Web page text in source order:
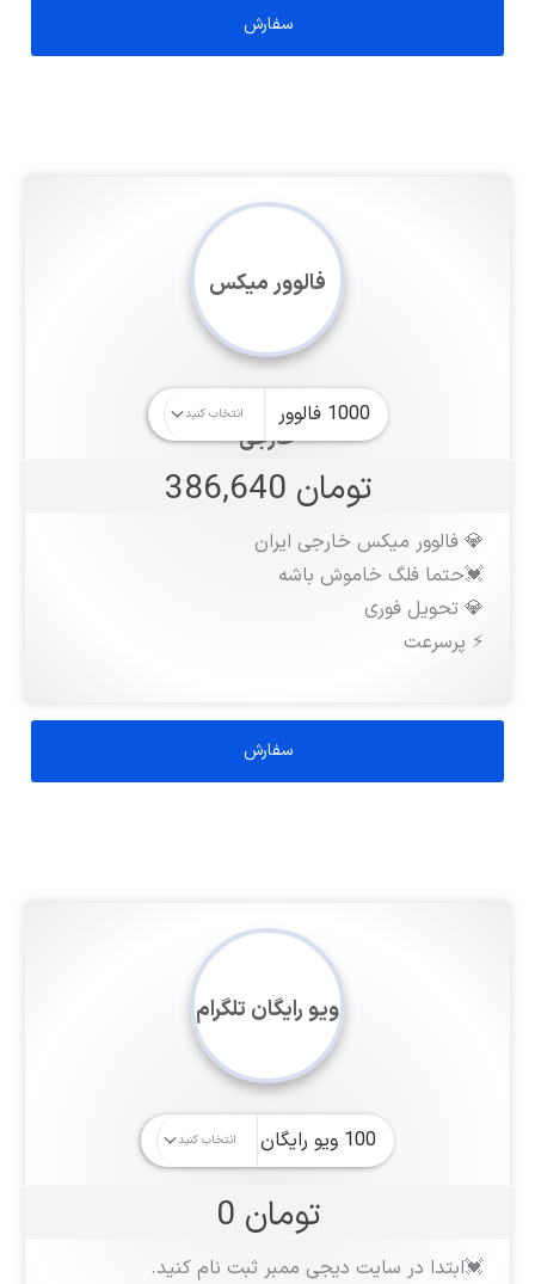
فالوور میکس
خارجی
تومان 386,640
💎 فالوور میکس خارجی ایران
💓حتما فلگ خاموش باشه
💎 تحویل فوری
⚡️ پرسرعت
ویو رایگان تلگرام
تومان 0
💓ابتدا در سایت دیجی ممبر ثبت نام کنید.